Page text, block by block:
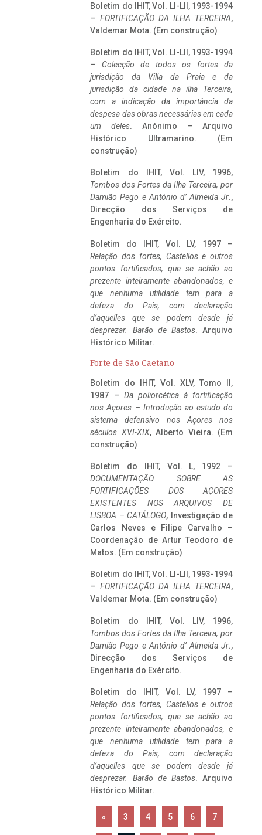
Boletim do IHIT, Vol. LI-LII, 1993-1994
– FORTIFICAÇÃO DA ILHA TERCEIRA,
Valdemar Mota. (Em construção)
Boletim do IHIT, Vol. LI-LII, 1993-1994
– Colecção de todos os fortes da
jurisdição da Villa da Praia e da
jurisdição da cidade na ilha Terceira,
com a indicação da importância da
despesa das obras necessárias em cada
um deles. Anónimo – Arquivo
Histórico Ultramarino. (Em
construção)
Boletim do IHIT, Vol. LIV, 1996,
Tombos dos Fortes da Ilha Terceira, por
Damião Pego e António d’ Almeida Jr.,
Direcção dos Serviços de
Engenharia do Exército.
Boletim do IHIT, Vol. LV, 1997 –
Relação dos fortes, Castellos e outros
pontos fortificados, que se achão ao
prezente inteiramente abandonados, e
que nenhuma utilidade tem para a
defeza do Pais, com declaração
d’aquelles que se podem desde já
desprezar. Barão de Bastos. Arquivo
Histórico Militar.
Forte de São Caetano
Boletim do IHIT, Vol. XLV, Tomo II,
1987 – Da poliorcética à fortificação
nos Açores – Introdução ao estudo do
sistema defensivo nos Açores nos
séculos XVI-XIX, Alberto Vieira. (Em
construção)
Boletim do IHIT, Vol. L, 1992 –
DOCUMENTAÇÃO SOBRE AS
FORTIFICAÇÕES DOS AÇORES
EXISTENTES NOS ARQUIVOS DE
LISBOA – CATÁLOGO, Investigação de
Carlos Neves e Filipe Carvalho –
Coordenação de Artur Teodoro de
Matos. (Em construção)
Boletim do IHIT, Vol. LI-LII, 1993-1994
– FORTIFICAÇÃO DA ILHA TERCEIRA,
Valdemar Mota. (Em construção)
Boletim do IHIT, Vol. LIV, 1996,
Tombos dos Fortes da Ilha Terceira, por
Damião Pego e António d’ Almeida Jr.,
Direcção dos Serviços de
Engenharia do Exército.
Boletim do IHIT, Vol. LV, 1997 –
Relação dos fortes, Castellos e outros
pontos fortificados, que se achão ao
prezente inteiramente abandonados, e
que nenhuma utilidade tem para a
defeza do Pais, com declaração
d’aquelles que se podem desde já
desprezar. Barão de Bastos. Arquivo
Histórico Militar.
« 3 4 5 6 7